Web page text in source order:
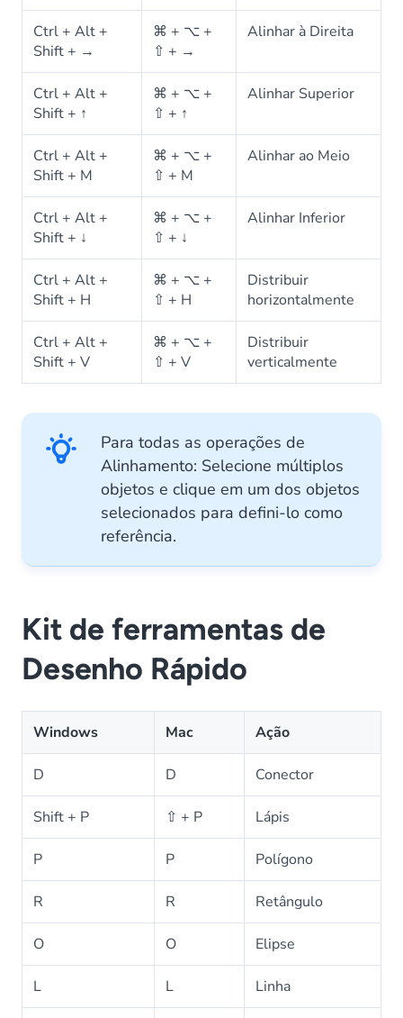
Ctrl + Alt +
Shift + →
⌘ + ⌥ +
⇧ + →
Alinhar à Direita
Ctrl + Alt +
Shift + ↑
⌘ + ⌥ +
⇧ + ↑
Alinhar Superior
Ctrl + Alt +
Shift + M
⌘ + ⌥ +
⇧ + M
Alinhar ao Meio
Ctrl + Alt +
Shift + ↓
⌘ + ⌥ +
⇧ + ↓
Alinhar Inferior
Ctrl + Alt +
Shift + H
⌘ + ⌥ +
⇧ + H
Distribuir
horizontalmente
Ctrl + Alt +
Shift + V
⌘ + ⌥ +
⇧ + V
Distribuir
verticalmente
Para todas as operações de
Alinhamento: Selecione múltiplos
objetos e clique em um dos objetos
selecionados para defini-lo como
referência.
Kit de ferramentas de
Desenho Rápido
Windows Mac Ação
D D Conector
Shift + P ⇧ + P Lápis
P P Polígono
R R Retângulo
O O Elipse
L L Linha